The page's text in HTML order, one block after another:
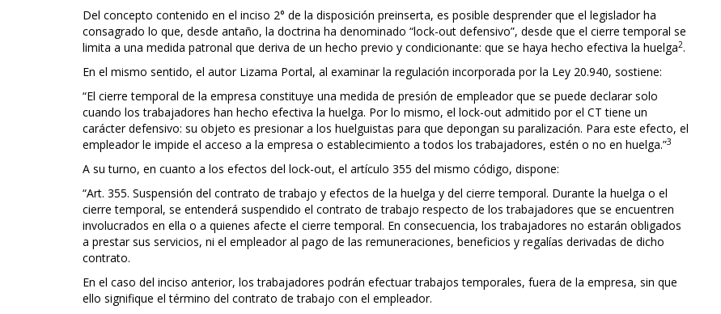
Del concepto contenido en el inciso 2° de la disposición preinserta, es posible desprender que el legislador ha
consagrado lo que, desde antaño, la doctrina ha denominado “lock-out defensivo”, desde que el cierre temporal se
limita a una medida patronal que deriva de un hecho previo y condicionante: que se haya hecho efectiva la huelga2.
En el mismo sentido, el autor Lizama Portal, al examinar la regulación incorporada por la Ley 20.940, sostiene:
“El cierre temporal de la empresa constituye una medida de presión de empleador que se puede declarar solo
cuando los trabajadores han hecho efectiva la huelga. Por lo mismo, el lock-out admitido por el CT tiene un
carácter defensivo: su objeto es presionar a los huelguistas para que depongan su paralización. Para este efecto, el
empleador le impide el acceso a la empresa o establecimiento a todos los trabajadores, estén o no en huelga.”3
A su turno, en cuanto a los efectos del lock-out, el artículo 355 del mismo código, dispone:
“Art. 355. Suspensión del contrato de trabajo y efectos de la huelga y del cierre temporal. Durante la huelga o el
cierre temporal, se entenderá suspendido el contrato de trabajo respecto de los trabajadores que se encuentren
involucrados en ella o a quienes afecte el cierre temporal. En consecuencia, los trabajadores no estarán obligados
a prestar sus servicios, ni el empleador al pago de las remuneraciones, beneficios y regalías derivadas de dicho
contrato.
En el caso del inciso anterior, los trabajadores podrán efectuar trabajos temporales, fuera de la empresa, sin que
ello signifique el término del contrato de trabajo con el empleador.